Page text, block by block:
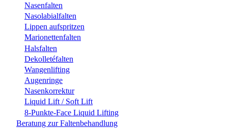
Nasenfalten
Nasolabialfalten
Lippen aufspritzen
Marionettenfalten
Halsfalten
Dekolletéfalten
Wangenlifting
Augenringe
Nasenkorrektur
Liquid Lift / Soft Lift
8-Punkte-Face Liquid Lifting
Beratung zur Faltenbehandlung